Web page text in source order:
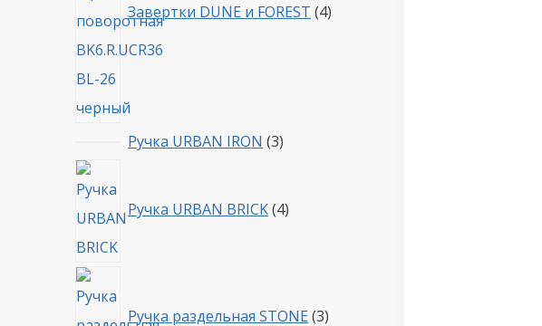
Завертки DUNE и FOREST 4
Ручка URBAN IRON 33
Ручка URBAN BRICK 4товара
Ручка раздельная STONE 3товара